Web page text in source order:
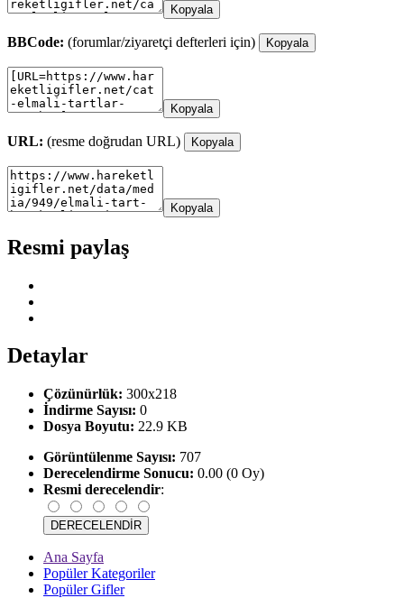
Kopyala
BBCode: (forumlar/ziyaretçi defterleri için) Kopyala
Kopyala
URL: (resme doğrudan URL) Kopyala
Kopyala
Resmi paylaş
Detaylar
Çözünürlük: 300x218
İndirme Sayısı: 0
Dosya Boyutu: 22.9 KB
Görüntülenme Sayısı: 707
Derecelendirme Sonucu: 0.00 (0 Oy)
Resmi derecelendir:
Ana Sayfa
Popüler Kategoriler
Popüler Gifler